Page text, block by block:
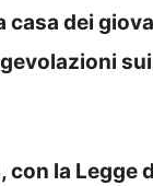
casa dei
sui
la Legge